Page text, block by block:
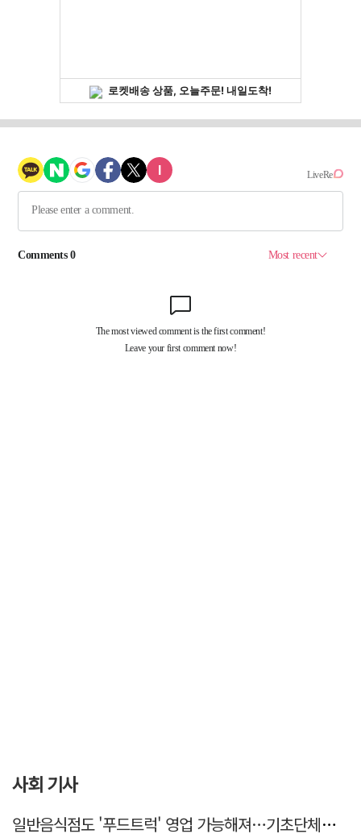
사회 기사
일반음식점도 '푸드트럭' 영업 가능해져…기초단체별 조례 개정 움직임